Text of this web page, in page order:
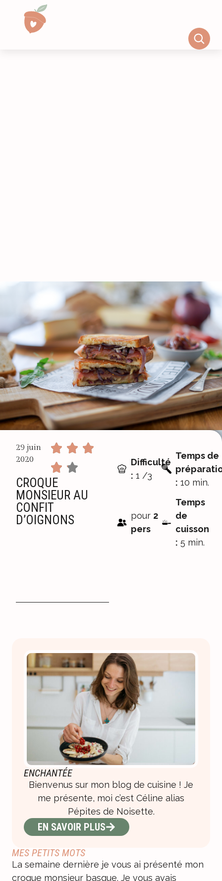
29 juin
2020
CROQUE
MONSIEUR AU
CONFIT
D’OIGNONS
Difficulté
: 1 /3
Temps de
: 10 min.
pour 2
pers
Temps
de
cuisson
: 5 min.
MES PETITS MOTS
La semaine dernière je vous ai présenté mon
croque monsieur basque. Je vous avais
ENCHANTÉE
Bienvenus sur mon blog de cuisine ! Je
me présente, moi c’est Céline alias
Pépites de Noisette.
EN SAVOIR PLUS